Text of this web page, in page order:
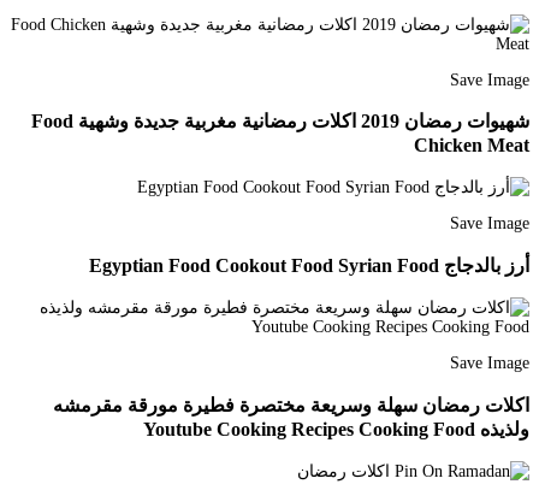
Save Image
شهيوات رمضان 2019 اكلات رمضانية مغربية جديدة وشهية Food
Chicken Meat
Save Image
أرز بالدجاج Egyptian Food Cookout Food Syrian Food
Save Image
اكلات رمضان سهلة وسريعة مختصرة فطيرة مورقة مقرمشه
ولذيذه Youtube Cooking Recipes Cooking Food